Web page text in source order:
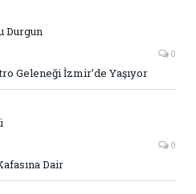
Durgun
0
Geleneği İzmir’de Yaşıyor
0
Dair